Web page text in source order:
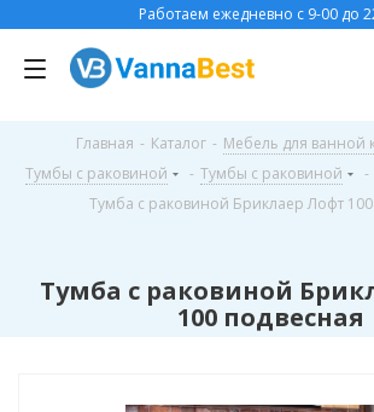
Работаем ежедневно с 9-00 до
Главная - Каталог - Мебель для ванной
Тумбы с раковиной
- Тумбы с раковиной -
Тумба с раковиной Бриклаер Лофт
Тумба с раковиной
100 подвесная